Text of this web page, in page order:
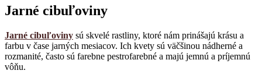
Jarné cibuľoviny
Jarné cibuľoviny sú skvelé rastliny, ktoré nám prinášajú krásu a
farbu v čase jarných mesiacov. Ich kvety sú väčšinou nádherné a
rozmanité, často sú farebne pestrofarebné a majú jemnú a príjemnú
vôňu.